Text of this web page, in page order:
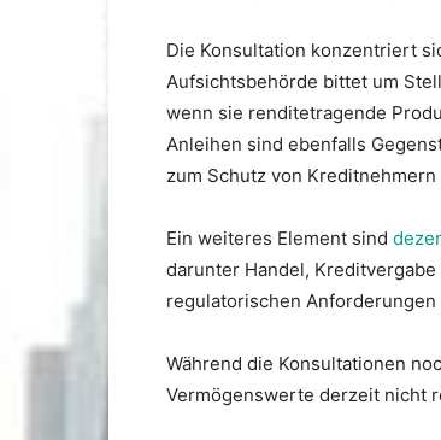
Die Konsultation konzentriert
Aufsichtsbehörde bittet um
wenn sie renditetragende
Anleihen sind ebenfalls
zum Schutz von
Ein weiteres Element sind
darunter Handel,
regulatorischen
Während die Konsultationen
Vermögenswerte derzeit nicht